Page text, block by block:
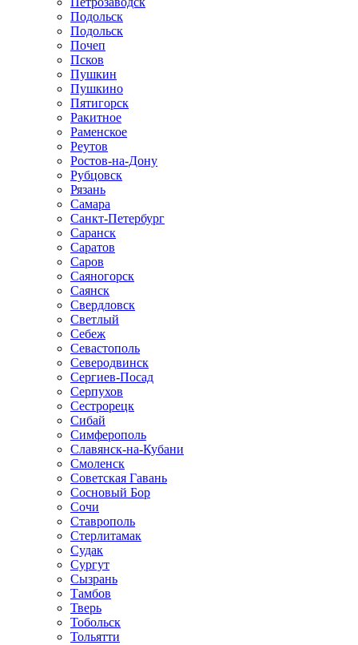
Подольск
Подольск
Почеп
Псков
Пушкин
Пушкино
Пятигорск
Ракитное
Раменское
Реутов
Ростов-на-Дону
Рубцовск
Рязань
Самара
Санкт-Петербург
Саранск
Саратов
Саров
Саяногорск
Саянск
Свердловск
Светлый
Себеж
Севастополь
Северодвинск
Сергиев-Посад
Серпухов
Сестрорецк
Сибай
Симферополь
Славянск-на-Кубани
Смоленск
Советская Гавань
Сосновый Бор
Сочи
Ставрополь
Стерлитамак
Судак
Сургут
Сызрань
Тамбов
Тверь
Тобольск
Тольятти